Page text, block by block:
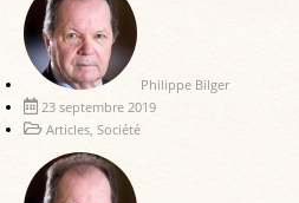
Philippe Bilger
23 septembre 2019
Articles, Société